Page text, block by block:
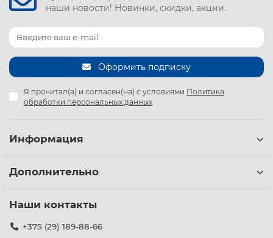
наши новости! Новинки, скидки, акции.
Оформить подписку
Я прочитал(а) и согласен(на) с условиями Политика
обработки персональных данных
Информация
Дополнительно
Наши контакты
+375 (29) 189-88-66